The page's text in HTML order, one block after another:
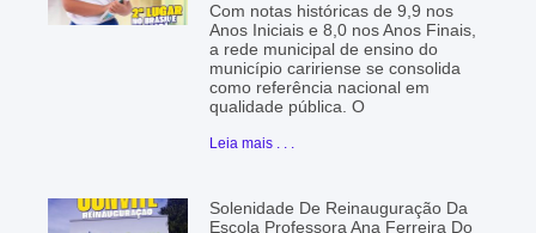
Com notas históricas de 9,9 nos
Anos Iniciais e 8,0 nos Anos Finais,
a rede municipal de ensino do
município caririense se consolida
como referência nacional em
qualidade pública. O
Leia mais . . .
Solenidade De Reinauguração Da
Escola Professora Ana Ferreira Do